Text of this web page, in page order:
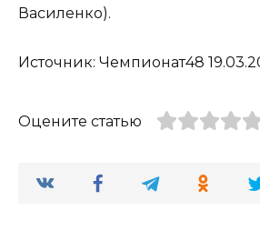
Василенко).
Источник: Чемпионат48
Оцените статью